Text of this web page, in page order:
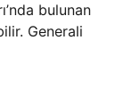
bulunan
Generali